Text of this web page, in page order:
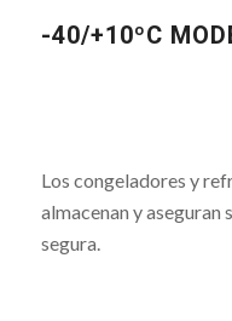
-40/+10ºC
Los congeladores y
almacenan y aseguran
segura.